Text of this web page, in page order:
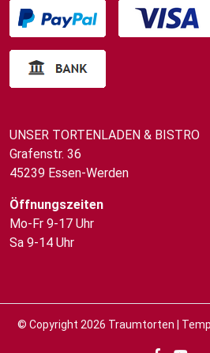
UNSER TORTENLADEN & BISTRO
Grafenstr. 36
45239 Essen-Werden
Öffnungszeiten
Mo-Fr 9-17 Uhr
Sa 9-14 Uhr
© Copyright 2026 Traumtorten |